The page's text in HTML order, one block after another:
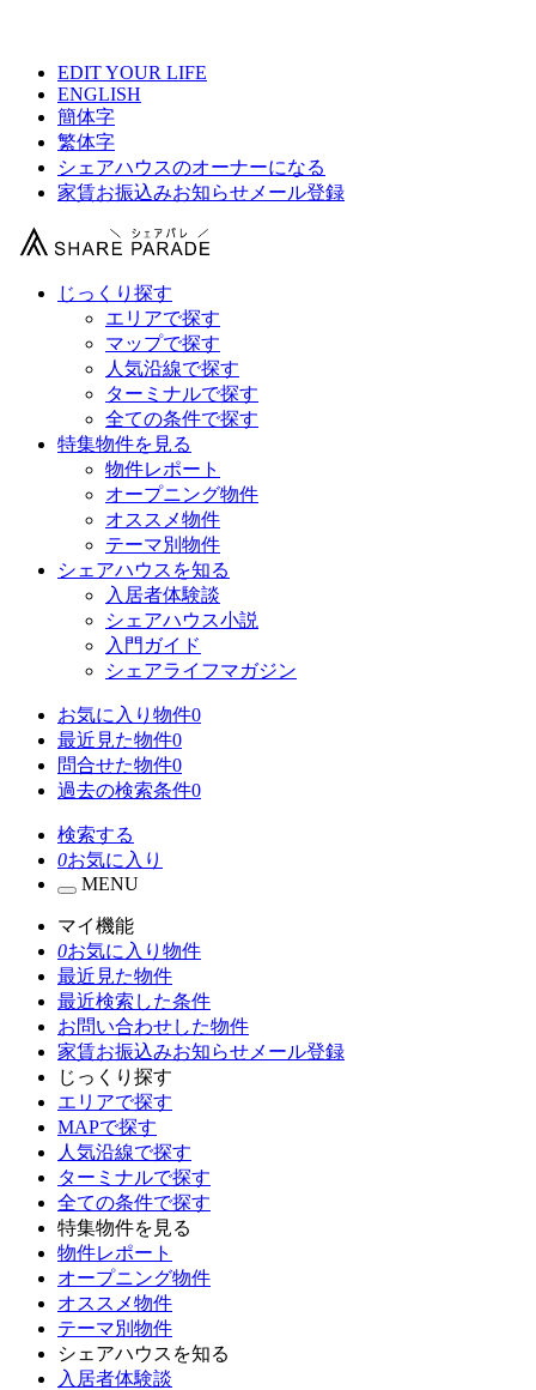
EDIT YOUR LIFE
ENGLISH
簡体字
繁体字
シェアハウスのオーナーになる
家賃お振込みお知らせメール登録
じっくり探す
エリアで探す
マップで探す
人気沿線で探す
ターミナルで探す
全ての条件で探す
特集物件を見る
物件レポート
オープニング物件
オススメ物件
テーマ別物件
シェアハウスを知る
入居者体験談
シェアハウス小説
入門ガイド
シェアライフマガジン
お気に入り物件0
最近見た物件0
問合せた物件0
過去の検索条件0
検索する
0お気に入り
MENU
マイ機能
0お気に入り物件
最近見た物件
最近検索した条件
お問い合わせした物件
家賃お振込みお知らせメール登録
じっくり探す
エリアで探す
MAPで探す
人気沿線で探す
ターミナルで探す
全ての条件で探す
特集物件を見る
物件レポート
オープニング物件
オススメ物件
テーマ別物件
シェアハウスを知る
入居者体験談